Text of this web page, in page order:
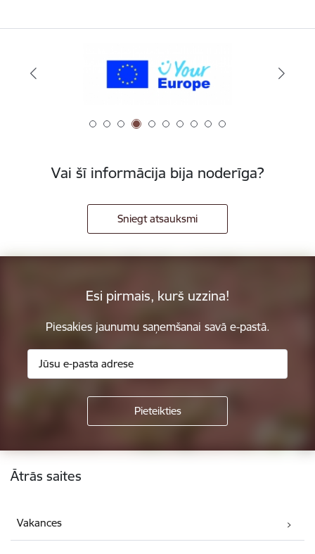
Vai šī informācija bija noderīga?
Sniegt atsauksmi
Esi pirmais, kurš uzzina!
Piesakies jaunumu saņemšanai savā e-pastā.
Kājene
Ātrās saites
Vakances